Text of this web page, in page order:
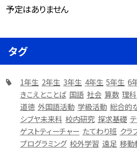
予定はありません
タグ
1年生 2年生 3年生 4年生 5年生 6
きこえとことば 国語 社会 算数 理科
道徳 外国語活動 学級活動 総合的
シブヤ未来科 校内研究 探求基礎
ゲストティーチャー たてわり班 クラ
プログラミング 校外学習 遠足 移動